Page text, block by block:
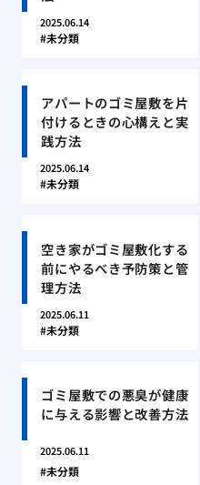
2025.06.14
未分類
アパートのゴミ屋敷を片
付けるときの心構えと実
践方法
2025.06.14
未分類
空き家がゴミ屋敷化する
前にやるべき予防策と管
理方法
2025.06.11
未分類
ゴミ屋敷での悪臭が健康
に与える影響と改善方法
2025.06.11
未分類